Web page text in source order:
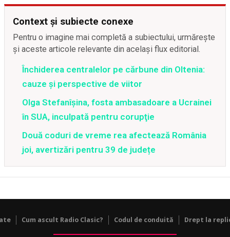
Context și subiecte conexe
Pentru o imagine mai completă a subiectului, urmărește
și aceste articole relevante din același flux editorial.
Închiderea centralelor pe cărbune din Oltenia:
cauze și perspective de viitor
Olga Stefanîşina, fosta ambasadoare a Ucrainei
în SUA, inculpată pentru corupţie
Două coduri de vreme rea afectează România
joi, avertizări pentru 39 de județe
Cum ascult Radio Clasic? Codul de conduită Drept la